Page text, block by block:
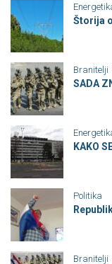
Štorija
Branitelji
SADA
KAKO
Politika
Branitelji